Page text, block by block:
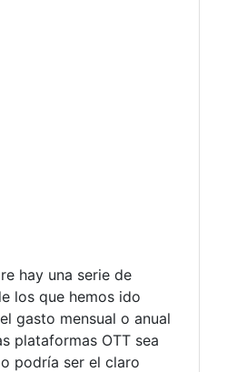
hay una serie de
los que hemos ido
gasto mensual o anual
plataformas OTT sea
podría ser el claro